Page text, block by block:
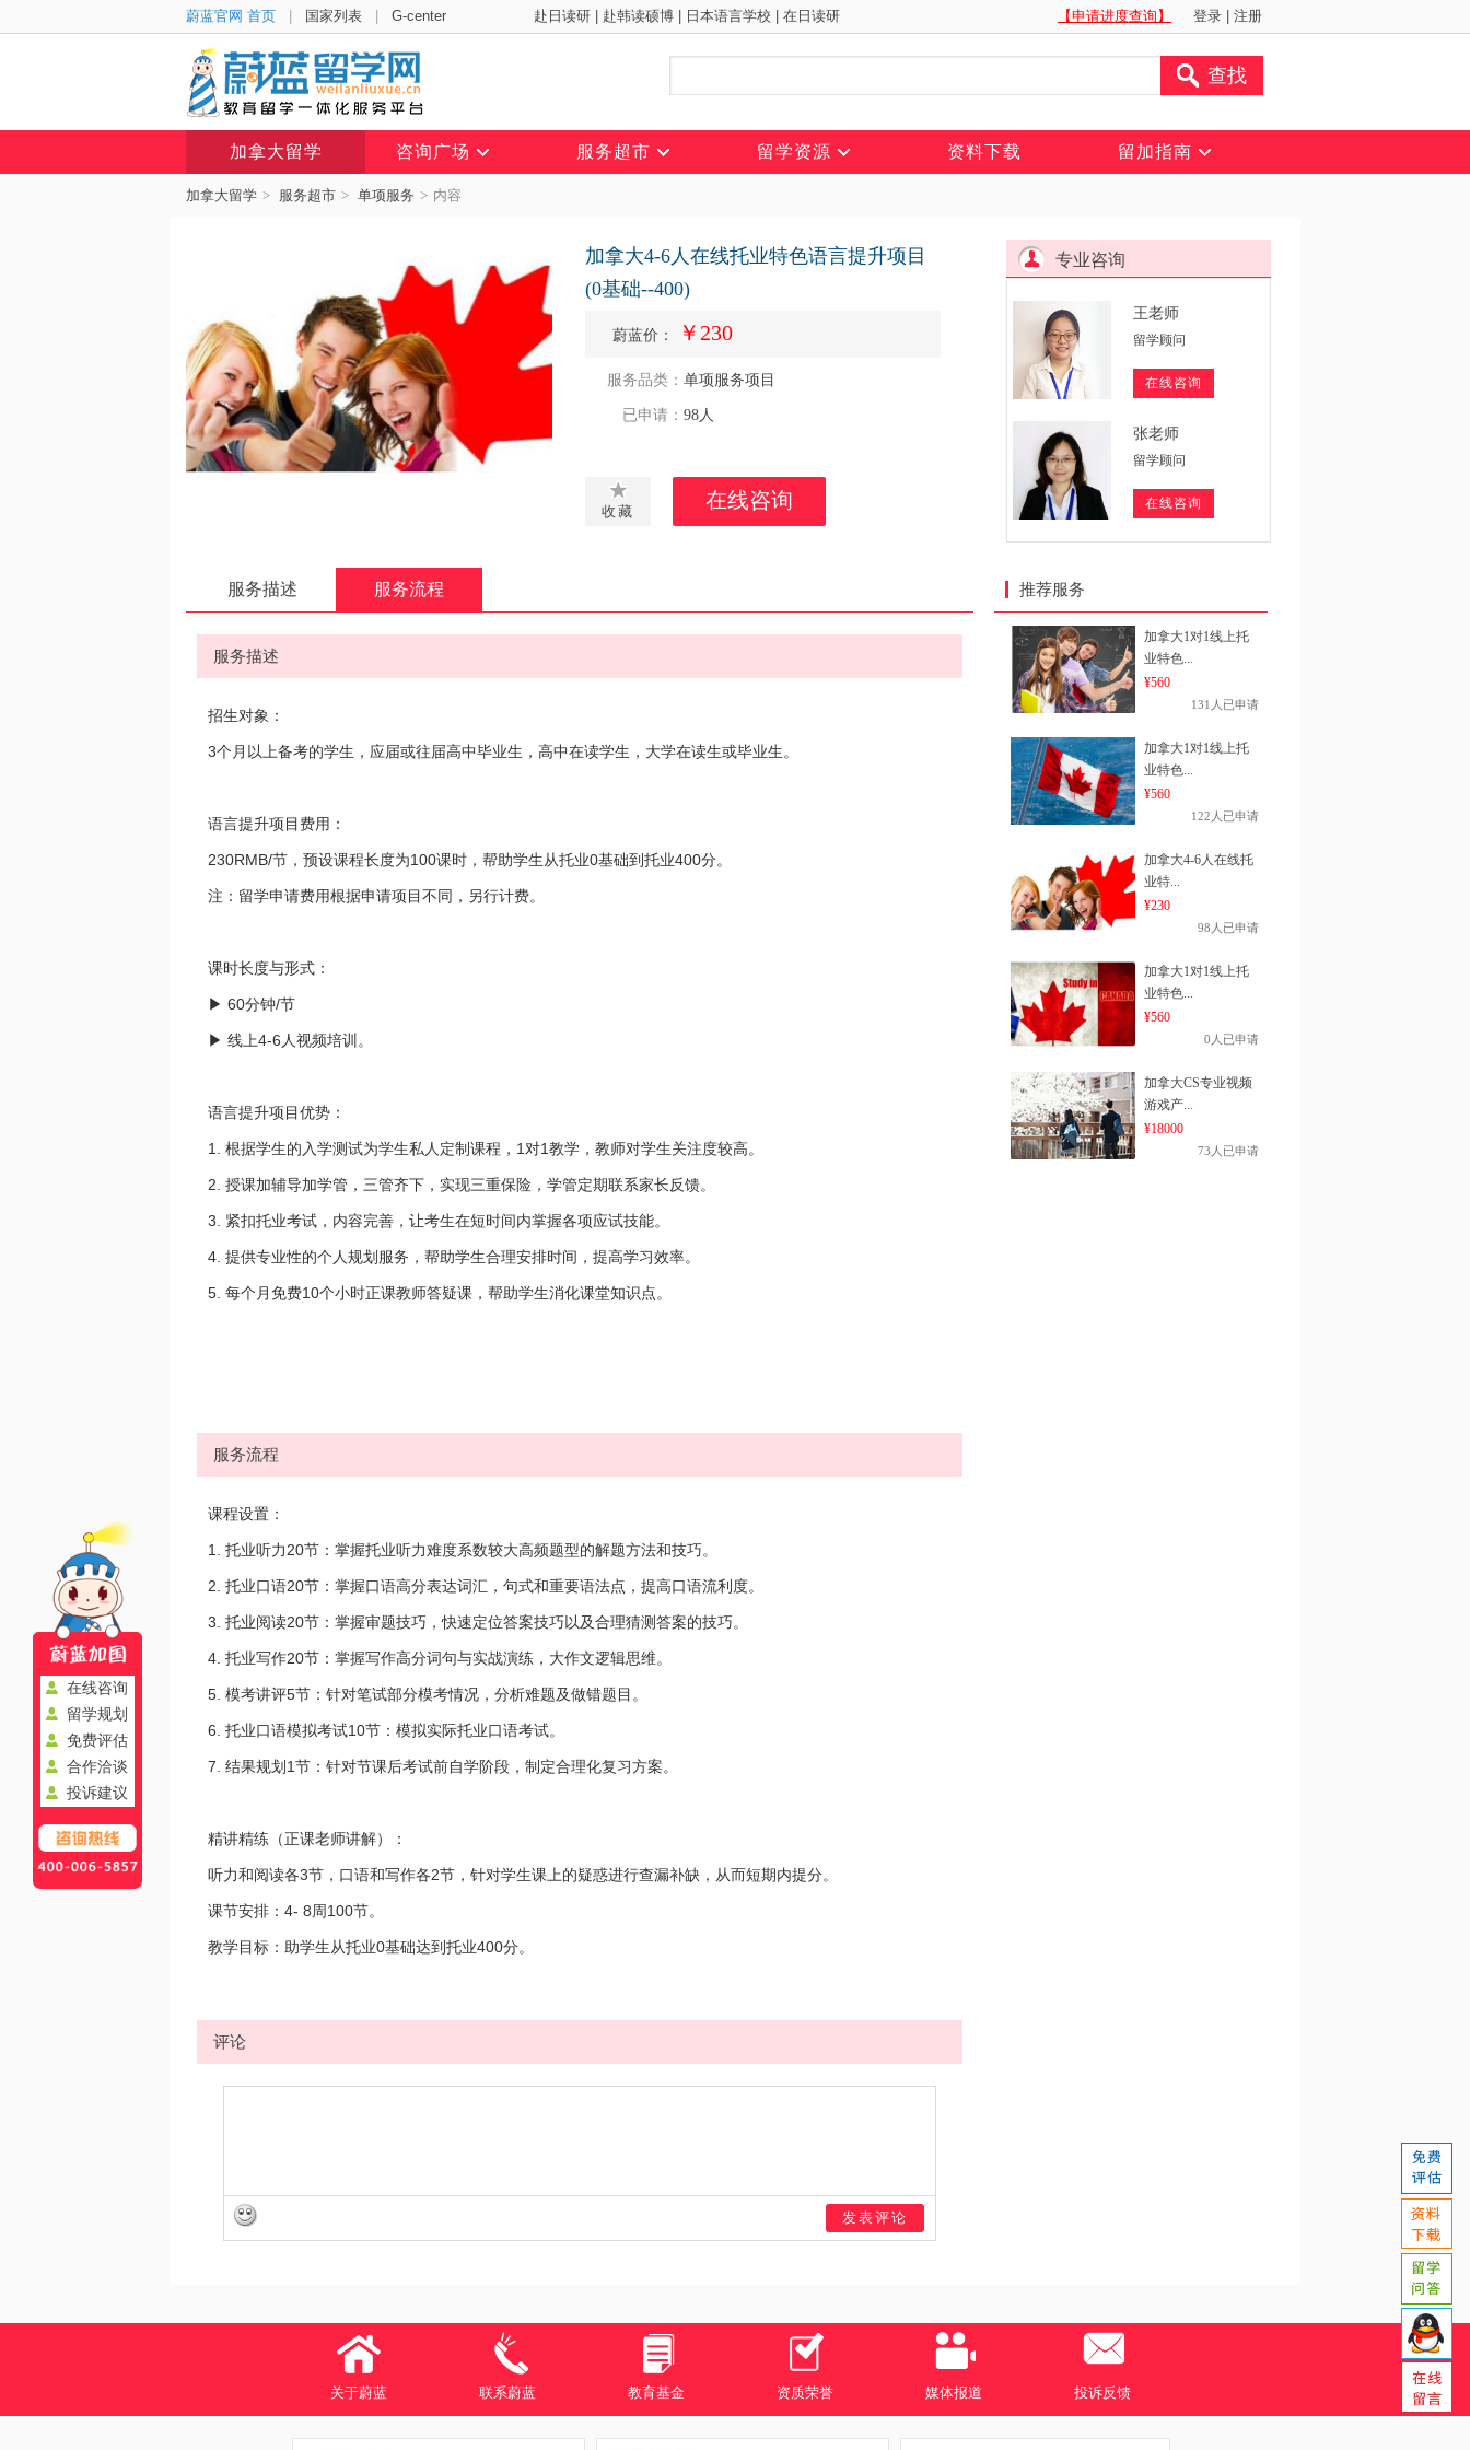
蔚蓝官网 首页 国家列表 G-center 赴日读研 赴韩读硕博 日本语言学校 在日读研 登录 注册
【申请进度查询】
查找
加拿大留学 咨询广场 服务超市 留学资源 资料下载 留加指南
加拿大留学 > 服务超市 > 单项服务 > 内容
加拿大4-6人在线托业特色语言提升项目
(0基础--400)
蔚蓝价： ￥230
服务品类： 单项服务项目
已申请： 98人
收藏 在线咨询
专业咨询
王老师
留学顾问
在线咨询
张老师
留学顾问
在线咨询
服务描述 服务流程
服务描述
招生对象：
3个月以上备考的学生，应届或往届高中毕业生，高中在读学生，大学在读生或毕业生。
语言提升项目费用：
230RMB/节，预设课程长度为100课时，帮助学生从托业0基础到托业400分。
注：留学申请费用根据申请项目不同，另行计费。
课时长度与形式：
▶ 60分钟/节
▶ 线上4-6人视频培训。
语言提升项目优势：
1. 根据学生的入学测试为学生私人定制课程，1对1教学，教师对学生关注度较高。
2. 授课加辅导加学管，三管齐下，实现三重保险，学管定期联系家长反馈。
3. 紧扣托业考试，内容完善，让考生在短时间内掌握各项应试技能。
4. 提供专业性的个人规划服务，帮助学生合理安排时间，提高学习效率。
5. 每个月免费10个小时正课教师答疑课，帮助学生消化课堂知识点。
服务流程
课程设置：
1. 托业听力20节：掌握托业听力难度系数较大高频题型的解题方法和技巧。
2. 托业口语20节：掌握口语高分表达词汇，句式和重要语法点，提高口语流利度。
3. 托业阅读20节：掌握审题技巧，快速定位答案技巧以及合理猜测答案的技巧。
4. 托业写作20节：掌握写作高分词句与实战演练，大作文逻辑思维。
5. 模考讲评5节：针对笔试部分模考情况，分析难题及做错题目。
6. 托业口语模拟考试10节：模拟实际托业口语考试。
7. 结果规划1节：针对节课后考试前自学阶段，制定合理化复习方案。
精讲精练（正课老师讲解）：
听力和阅读各3节，口语和写作各2节，针对学生课上的疑惑进行查漏补缺，从而短期内提分。
课节安排：4- 8周100节。
教学目标：助学生从托业0基础达到托业400分。
评论
发表评论
推荐服务
加拿大1对1线上托
业特色...
¥560
131人已申请
加拿大1对1线上托
业特色...
¥560
122人已申请
加拿大4-6人在线托
业特...
¥230
98人已申请
加拿大1对1线上托
业特色...
¥560
0人已申请
加拿大CS专业视频
游戏产...
¥18000
73人已申请
关于蔚蓝 联系蔚蓝 教育基金 资质荣誉 媒体报道 投诉反馈
在线咨询
留学规划
免费评估
合作洽谈
投诉建议